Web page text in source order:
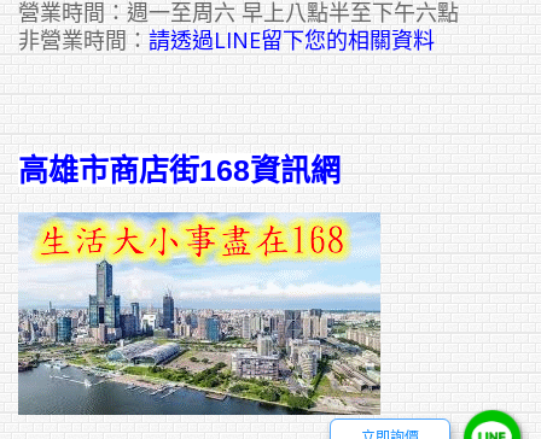
營業時間：週一至周六 早上八點半至下午六點
非營業時間： 請透過LINE留下您的相關資料
高雄市商店街168資訊網